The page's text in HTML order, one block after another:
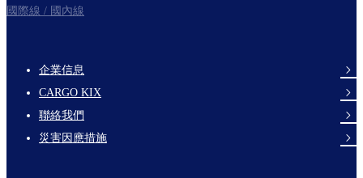
國際線 / 國內線
footer-
links-
en-
企業信息
CARGO KIX
聯絡我們
災害因應措施